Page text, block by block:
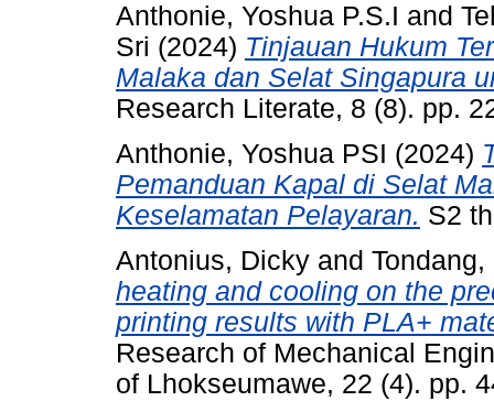
Anthonie, Yoshua P.S.I and
Sri (2024) Tinjauan Hukum
Malaka dan Selat Singapura
Research Literate, 8 (8). pp.
Anthonie, Yoshua PSI (2024)
Pemanduan Kapal di Selat
Keselamatan Pelayaran. S2
Antonius, Dicky and
heating and cooling on the
printing results with PLA+
Research of Mechanical
of Lhokseumawe, 22 (4). pp.